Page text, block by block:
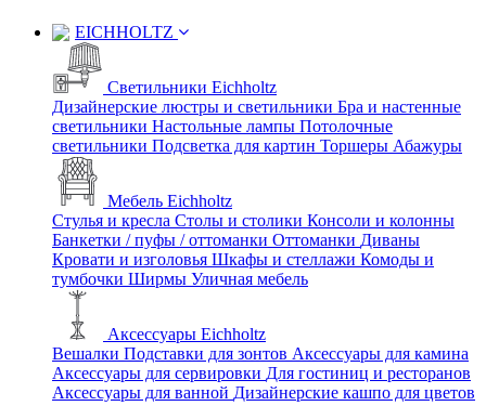
EICHHOLTZ
Светильники Eichholtz
Дизайнерские люстры и светильники Бра и настенные
светильники Настольные лампы Потолочные
светильники Подсветка для картин Торшеры Абажуры
Мебель Eichholtz
Стулья и кресла Столы и столики Консоли и колонны
Банкетки / пуфы / оттоманки Оттоманки Диваны
Кровати и изголовья Шкафы и стеллажи Комоды и
тумбочки Ширмы Уличная мебель
Аксессуары Eichholtz
Вешалки Подставки для зонтов Аксессуары для камина
Аксессуары для сервировки Для гостиниц и ресторанов
Аксессуары для ванной Дизайнерские кашпо для цветов